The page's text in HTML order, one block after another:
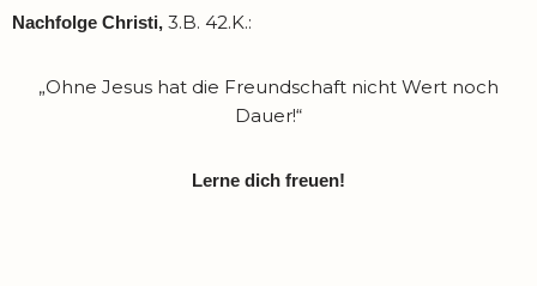
Nachfolge Christi, 3.B. 42.K.:
„Ohne Jesus hat die Freundschaft nicht Wert noch
Dauer!“
Lerne dich freuen!